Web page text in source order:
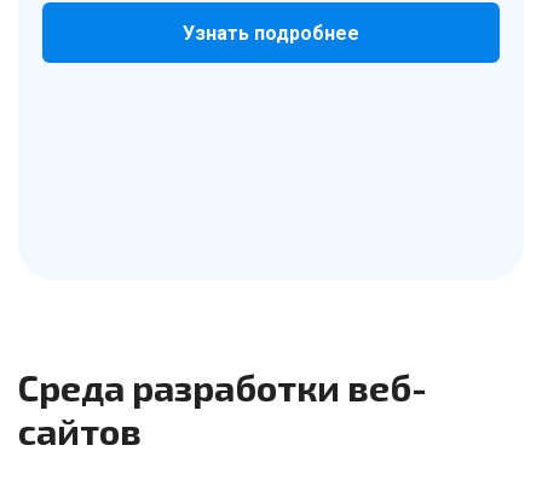
Узнать подробнее
Среда разработки веб-
сайтов